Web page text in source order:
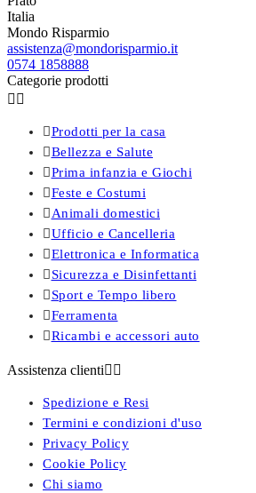
Italia
Mondo Risparmio
assistenza@mondorisparmio.it
0574 1858888
Categorie prodotti
 
Prodotti per la casa
Bellezza e Salute
Prima infanzia e Giochi
Feste e Costumi
 Animali domestici
Ufficio e Cancelleria
Elettronica e Informatica
 Sicurezza e Disinfettanti
 Sport e Tempo libero
Ferramenta
Ricambi e accessori auto
Assistenza clienti 
Spedizione e Resi
Termini e condizioni d'uso
Privacy Policy
Cookie Policy
Chi siamo